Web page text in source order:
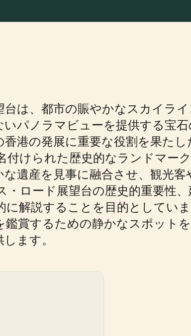
は、都市の賑やかなスカイラ
パノラマビューを提供する宝
港の発展に重要な役割を果た
付けられた歴史的なランドマー
遺産を見事に融合させ、観光
ロード展望台の歴史的重要性
解説することを目的としてい
賞するための静かなスポット
ます。